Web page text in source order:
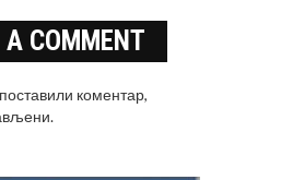
A COMMENT
коментар,
.